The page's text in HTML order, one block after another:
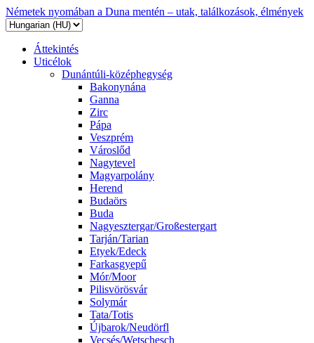
Németek nyomában a Duna mentén – utak, találkozások, élmények
Áttekintés
Uticélok
Dunántúli-középhegység
Bakonynána
Ganna
Zirc
Pápa
Veszprém
Városlőd
Nagytevel
Magyarpolány
Herend
Budaörs
Buda
Nagyesztergar/Großestergart
Tarján/Tarian
Etyek/Edeck
Farkasgyepű
Mór/Moor
Pilisvörösvár
Solymár
Tata/Totis
Újbarok/Neudörfl
Vecsés/Wetschesch